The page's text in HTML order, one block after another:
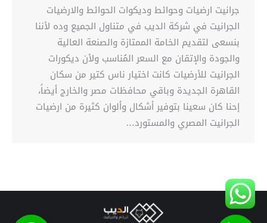
جرانيت ارضيات وحوائط وديكوات الحوائط والارضيات
الجرانيت في شركة الديب في متناول الجميع وده لأننا
بنسعى لتقديم الخامة الممتازة والصنعة العالية
والجودة والإتقان مع السعر المُناسب ولأن ديكورات
الجرانيت للأرضيات كانت اختيار ناس كتير من سكان
القاهرة الجديدة وباقي محافظات مصر والخارج أيضاً،
إحنا كان سعينا بتوفير أشكال وألوان كثيرة من ارضيات
الجرانيت المصري والمستورد…